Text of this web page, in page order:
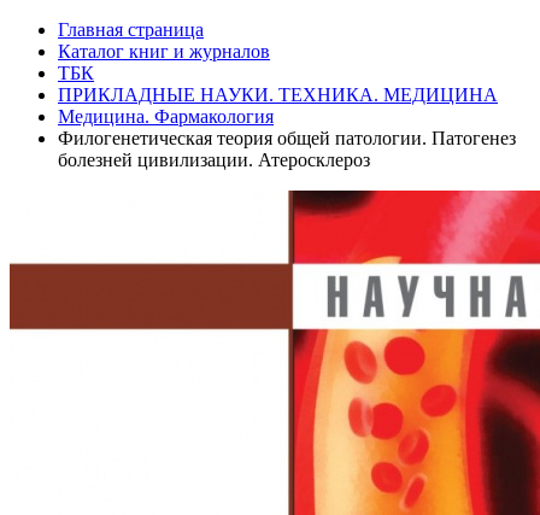
Главная страница
Каталог книг и журналов
ТБК
ПРИКЛАДНЫЕ НАУКИ. ТЕХНИКА. МЕДИЦИНА
Медицина. Фармакология
Филогенетическая теория общей патологии. Патогенез
болезней цивилизации. Атеросклероз